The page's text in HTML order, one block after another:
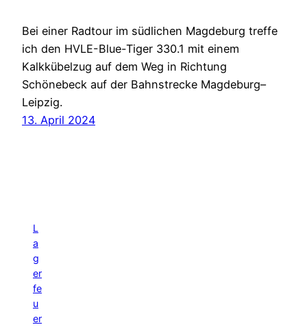
Bei einer Radtour im südlichen Magdeburg treffe
ich den HVLE-Blue-Tiger 330.1 mit einem
Kalkkübelzug auf dem Weg in Richtung
Schönebeck auf der Bahnstrecke Magdeburg–
Leipzig.
13. April 2024
L
a
g
er
fe
u
er